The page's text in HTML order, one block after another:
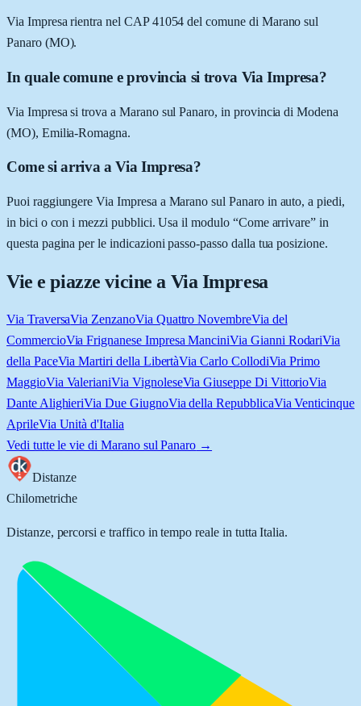
Via Impresa rientra nel CAP 41054 del comune di Marano sul
Panaro (MO).
In quale comune e provincia si trova Via Impresa?
Via Impresa si trova a Marano sul Panaro, in provincia di Modena
(MO), Emilia-Romagna.
Come si arriva a Via Impresa?
Puoi raggiungere Via Impresa a Marano sul Panaro in auto, a piedi,
in bici o con i mezzi pubblici. Usa il modulo “Come arrivare” in
questa pagina per le indicazioni passo-passo dalla tua posizione.
Vie e piazze vicine a Via Impresa
Via TraversaVia ZenzanoVia Quattro NovembreVia del
CommercioVia Frignanese Impresa ManciniVia Gianni RodariVia
della PaceVia Martiri della LibertàVia Carlo CollodiVia Primo
MaggioVia ValerianiVia VignoleseVia Giuseppe Di VittorioVia
Dante AlighieriVia Due GiugnoVia della RepubblicaVia Venticinque
AprileVia Unità d'Italia
Vedi tutte le vie di Marano sul Panaro →
Distanze
Chilometriche
Distanze, percorsi e traffico in tempo reale in tutta Italia.